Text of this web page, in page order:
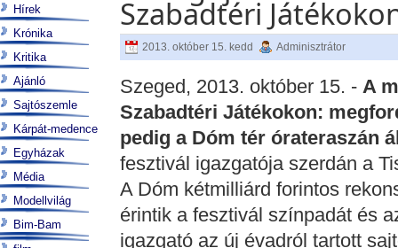
Szabadtéri
2013. október 15. kedd Adminisztrátor
Szeged, 2013. október 15. - A
Szabadtéri Játékokon:
pedig a Dóm tér órateraszán
fesztivál igazgatója szerdán a
A Dóm kétmilliárd forintos
érintik a fesztivál színpadát és
igazgató az új évadról tartott
Hírek
Krónika
Kritika
Ajánló
Sajtószemle
Kárpát-medence
Egyházak
Média
Modellvilág
Bim-Bam